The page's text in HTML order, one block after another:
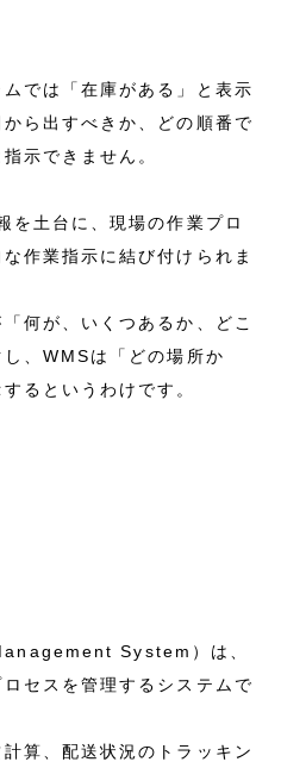
では「在庫がある」と表示
ら出すべきか、どの順番で
示できません。
を土台に、現場の作業プロ
作業指示に結び付けられま
何が、いくつあるか、どこ
、WMSは「どの場所か
るというわけです。
System）は、
セスを管理するシステムで
算、配送状況のトラッキン